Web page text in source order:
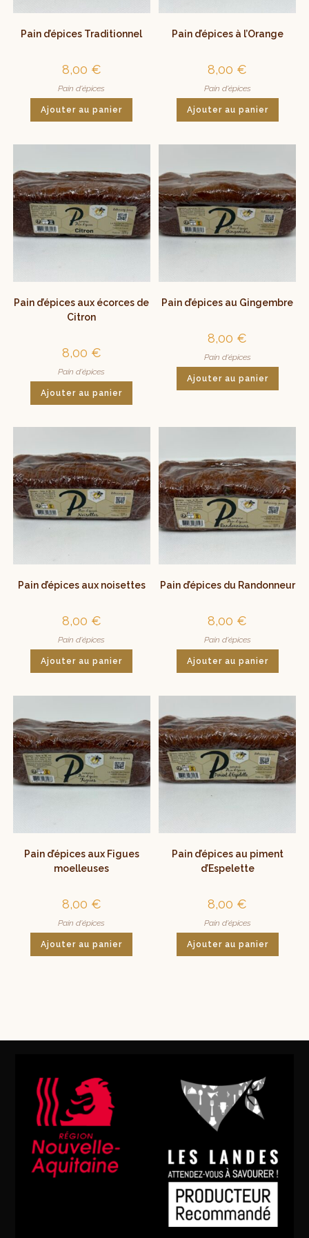
Pain d’épices Traditionnel
8,00 €
Pain d'épices
Ajouter au panier
Pain d’épices à l’Orange
8,00 €
Pain d'épices
Ajouter au panier
Pain d’épices aux écorces de
Citron
8,00 €
Pain d'épices
Ajouter au panier
Pain d’épices au Gingembre
8,00 €
Pain d'épices
Ajouter au panier
Pain d’épices aux noisettes
8,00 €
Pain d'épices
Ajouter au panier
Pain d’épices du Randonneur
8,00 €
Pain d'épices
Ajouter au panier
Pain d’épices aux Figues
moelleuses
8,00 €
Pain d'épices
Ajouter au panier
Pain d’épices au piment
d’Espelette
8,00 €
Pain d'épices
Ajouter au panier